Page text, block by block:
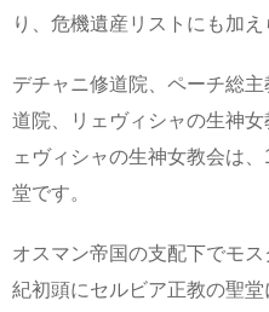
り、危機遺産リストにも加え
デチャニ修道院、ペーチ総
道院、リェヴィシャの生神
ェヴィシャの生神女教会は
堂です。
オスマン帝国の支配下でモ
紀初頭にセルビア正教の聖